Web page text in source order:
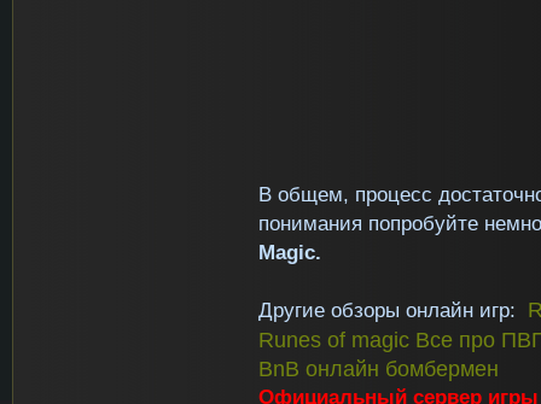
В общем, процесс
понимания попробуйте
Magic.
Другие обзоры онлайн игр:
Runes of magic Все про
BnB онлайн бомбермен
Официальный сервер